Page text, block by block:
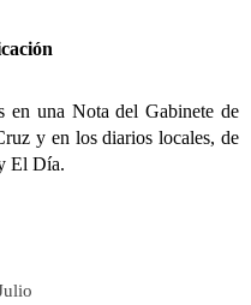
en una Nota del Gabinete de
y en los diarios locales, de
El Día.